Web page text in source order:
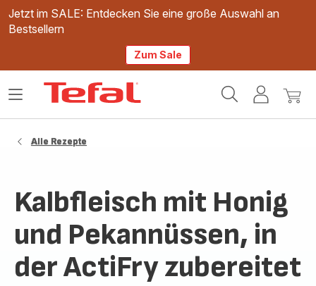
Jetzt im SALE: Entdecken Sie eine große Auswahl an
Bestsellern
Zum Sale
Mein
Mein
Das
Alle Rezepte
Kalbfleisch mit Honig
und Pekannüssen, in
der ActiFry zubereitet